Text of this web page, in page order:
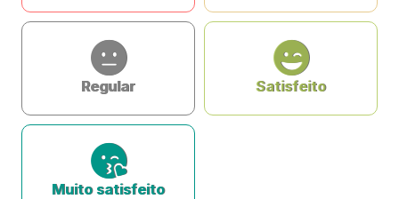
Regular Satisfeito
Muito satisfeito